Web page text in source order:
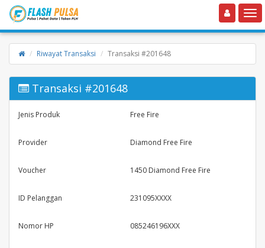
Toggle navigation
Riwayat Transaksi Transaksi #201648
Transaksi #201648
Jenis Produk Free Fire
Provider Diamond Free Fire
Voucher 1450 Diamond Free Fire
ID Pelanggan 231095XXXX
Nomor HP 085246196XXX